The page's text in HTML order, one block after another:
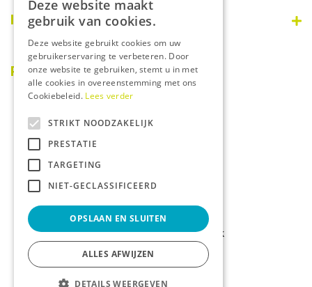
Dinsdag
09:00 - 18:00
Woensdag
09:00 - 18:00
Donderdag
Vrijdag
Zaterdag
Zondag
Informatie
Disclaimer
Over ons
Privacy statement
Algemene voorwaarden
Tuincentrum
Dierenwinkel
Kamerplanten
Tuinplanten
PostNL afhaalpunt
© Tuincentrum De Bosrank
Green Solutions
Tuincentrum Overzicht
Privacy Policy
Deze website maakt
gebruik van cookies.
Deze website gebruikt cookies om uw
gebruikerservaring te verbeteren. Door
onze website te gebruiken, stemt u in met
alle cookies in overeenstemming met ons
Cookiebeleid. Lees verder
STRIKT NOODZAKELIJK
PRESTATIE
TARGETING
NIET-GECLASSIFICEERD
OPSLAAN EN SLUITEN
ALLES AFWIJZEN
DETAILS WEERGEVEN